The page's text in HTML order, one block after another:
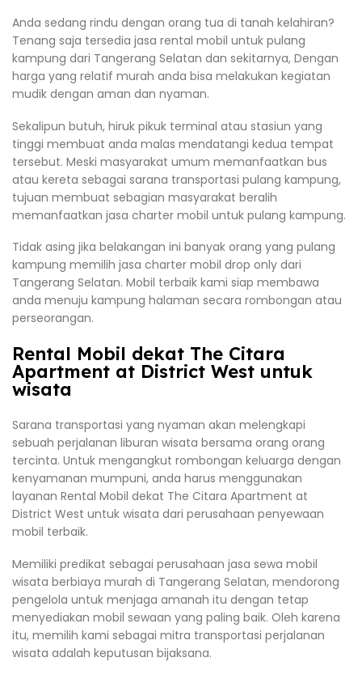
Anda sedang rindu dengan orang tua di tanah kelahiran?
Tenang saja tersedia jasa rental mobil untuk pulang
kampung dari Tangerang Selatan dan sekitarnya, Dengan
harga yang relatif murah anda bisa melakukan kegiatan
mudik dengan aman dan nyaman.
Sekalipun butuh, hiruk pikuk terminal atau stasiun yang
tinggi membuat anda malas mendatangi kedua tempat
tersebut. Meski masyarakat umum memanfaatkan bus
atau kereta sebagai sarana transportasi pulang kampung,
tujuan membuat sebagian masyarakat beralih
memanfaatkan jasa charter mobil untuk pulang kampung.
Tidak asing jika belakangan ini banyak orang yang pulang
kampung memilih jasa charter mobil drop only dari
Tangerang Selatan. Mobil terbaik kami siap membawa
anda menuju kampung halaman secara rombongan atau
perseorangan.
Rental Mobil dekat The Citara
Apartment at District West untuk
wisata
Sarana transportasi yang nyaman akan melengkapi
sebuah perjalanan liburan wisata bersama orang orang
tercinta. Untuk mengangkut rombongan keluarga dengan
kenyamanan mumpuni, anda harus menggunakan
layanan Rental Mobil dekat The Citara Apartment at
District West untuk wisata dari perusahaan penyewaan
mobil terbaik.
Memiliki predikat sebagai perusahaan jasa sewa mobil
wisata berbiaya murah di Tangerang Selatan, mendorong
pengelola untuk menjaga amanah itu dengan tetap
menyediakan mobil sewaan yang paling baik. Oleh karena
itu, memilih kami sebagai mitra transportasi perjalanan
wisata adalah keputusan bijaksana.